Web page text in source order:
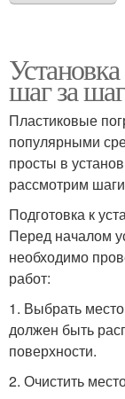
шаг за
Пластиковые
популярными
просты в
рассмотрим
Подготовка к
Перед началом
необходимо
работ:
1. Выбрать
должен быть
поверхности.
2. Очистить